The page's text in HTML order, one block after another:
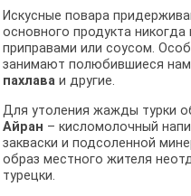
Искусные повара
основного продукта
приправами или соусом.
занимают полюбившиеся
пахлава и другие.
Для утоления жажды турки
Айран – кисломолочный
закваски и подсоленной
образ местного жителя
турецки.